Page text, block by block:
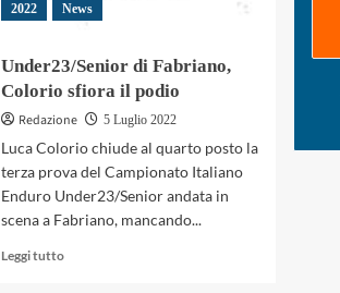
2022 News
Under23/Senior di Fabriano,
Colorio sfiora il podio
Redazione 5 Luglio 2022
Luca Colorio chiude al quarto posto la
terza prova del Campionato Italiano
Enduro Under23/Senior andata in
scena a Fabriano, mancando...
Leggi tuttoLeggi